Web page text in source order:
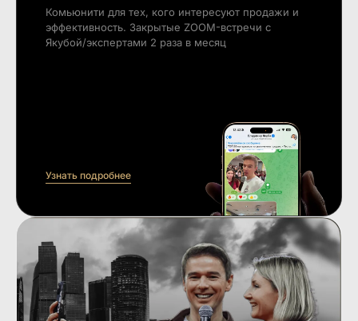
Комьюнити для тех, кого интересуют продажи и
эффективность. Закрытые ZOOM-встречи с
Якубой/экспертами 2 раза в месяц
Узнать подробнее